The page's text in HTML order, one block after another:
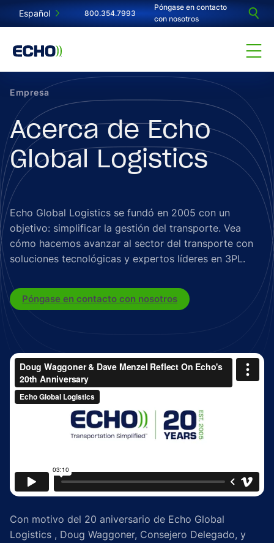
Español 800.354.7993
Póngase en contacto
con nosotros
Empresa
Acerca de Echo
Global Logistics
Echo Global Logistics se fundó en 2005 con un
objetivo: simplificar la gestión del transporte. Vea
cómo hacemos avanzar al sector del transporte con
soluciones tecnológicas y expertos líderes en 3PL.
Póngase en contacto con nosotros
Con motivo del 20 aniversario de Echo Global
Logistics , Doug Waggoner, Consejero Delegado, y